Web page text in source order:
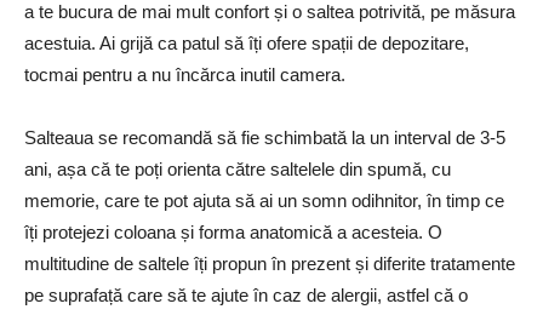
a te bucura de mai mult confort și o saltea potrivită, pe măsura
acestuia. Ai grijă ca patul să îți ofere spații de depozitare,
tocmai pentru a nu încărca inutil camera.
Salteaua se recomandă să fie schimbată la un interval de 3-5
ani, așa că te poți orienta către saltelele din spumă, cu
memorie, care te pot ajuta să ai un somn odihnitor, în timp ce
îți protejezi coloana și forma anatomică a acesteia. O
multitudine de saltele îți propun în prezent și diferite tratamente
pe suprafață care să te ajute în caz de alergii, astfel că o